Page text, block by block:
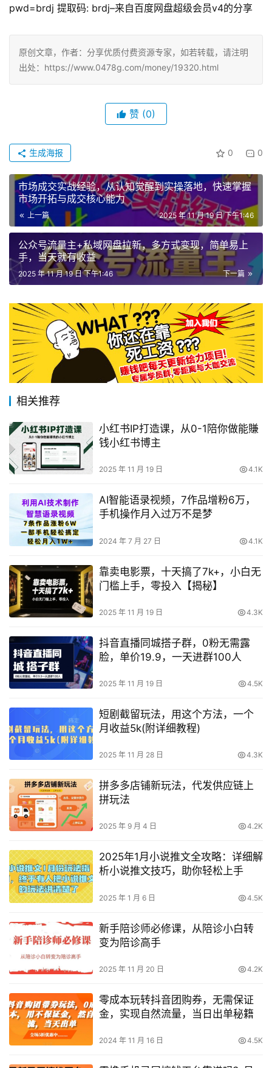
pwd=brdj 提取码: brdj–来自百度网盘超级会员v4的分享
原创文章，作者：分享优质付费资源专家，如若转载，请注明
出处：https://www.0478g.com/money/19320.html
赞 (0)
0 0
生成海报
市场成交实战经验，从认知觉醒到实操落地，快速掌握
市场开拓与成交核心能力
上一篇 2025 年 11 月 19 日 下午1:46
公众号流量主+私域网盘拉新，多方式变现，简单易上
手，当天就有收益
下一篇
2025 年 11 月 19 日 下午1:46
相关推荐
小红书IP打造课，从0-1陪你做能賺
钱小红书博主
2025 年 11 月 19 日 4.1K
AI智能语录视频，7作品增粉6万，
手机操作月入过万不是梦
2024 年 7 月 27 日 4.1K
靠卖电影票，十天搞了7k+，小白无
门槛上手，零投入【揭秘】
2025 年 11 月 19 日 4.3K
抖音直播同城搭子群，0粉无需露
脸，单价19.9，一天进群100人
2025 年 11 月 19 日 4.5K
短剧截留玩法，用这个方法，一个
月收益5k(附详细教程)
2025 年 11 月 28 日 4.3K
拼多多店铺新玩法，代发供应链上
拼玩法
2025 年 9 月 4 日 4.2K
2025年1月小说推文全攻略：详细解
析小说推文技巧，助你轻松上手
2025 年 1 月 6 日 4.5K
新手陪诊师必修课，从陪诊小白转
变为陪诊高手
2025 年 11 月 20 日 4.2K
零成本玩转抖音团购券，无需保证
金，实现自然流量，当日出单秘籍
2024 年 11 月 16 日 4.5K